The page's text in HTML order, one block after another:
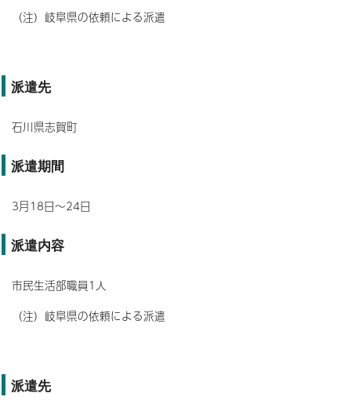
（注）岐阜県の依頼による派遣
派遣先
石川県志賀町
派遣期間
3月18日～24日
派遣内容
市民生活部職員1人
（注）岐阜県の依頼による派遣
派遣先